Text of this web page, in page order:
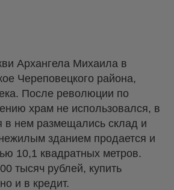
Архангела Михаила в
Череповецкого района,
После революции по
храм не использовался, в
в нем размещались склад и
зданием продается и
10,1 квадратных метров.
тысяч рублей, купить
и в кредит.